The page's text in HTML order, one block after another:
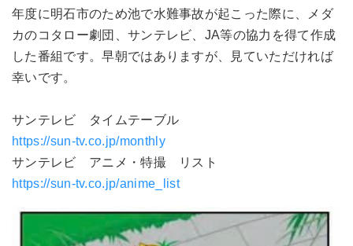
年度に明石市のため池で水難事故が起こった際に、メダ
カのコタロー劇団、サンテレビ、JA等の協力を得て作成
した番組です。早朝ではありますが、見ていただければ
幸いです。
サンテレビ タイムテーブル
https://sun-tv.co.jp/monthly
サンテレビ アニメ・特撮 リスト
https://sun-tv.co.jp/anime_list